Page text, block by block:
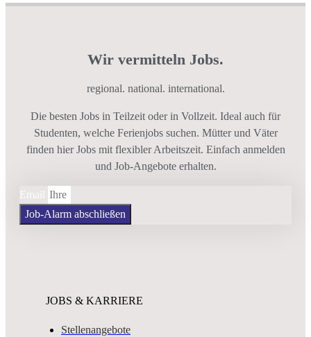
Wir vermitteln Jobs.
regional. national. international.
Die besten Jobs in Teilzeit oder in Vollzeit. Ideal auch für
Studenten, welche Ferienjobs suchen. Mütter und Väter
finden hier Jobs mit flexibler Arbeitszeit. Einfach anmelden
und Job-Angebote erhalten.
Email
Job-Alarm abschließen
JOBS & KARRIERE
Stellenangebote